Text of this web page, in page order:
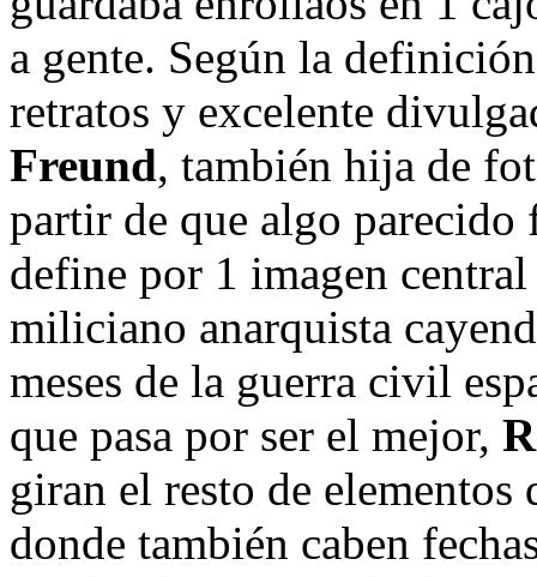
a gente. Según la
retratos y excelente
Freund, también hija de
partir de que algo parecido
define por 1 imagen
miliciano anarquista
meses de la guerra civil
que pasa por ser el mejor,
giran el resto de
donde también caben